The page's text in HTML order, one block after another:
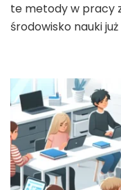
te metody w pracy
środowisko nauki